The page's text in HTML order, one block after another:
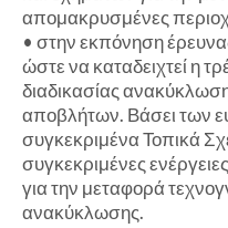
απομακρυσμένες
• στην εκπόνηση
ώστε να καταδειχτεί η
διαδικασίας
αποβλήτων. Βάσει των
συγκεκριμένα Τοπικά
συγκεκριμένες
για την μεταφορά
ανακύκλωσης.